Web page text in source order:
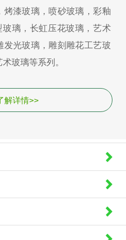
烤漆玻璃，喷砂玻璃，彩釉
璃，长虹压花玻璃，艺术
发光玻璃，雕刻雕花工艺玻
玻璃等系列。
解详情>>